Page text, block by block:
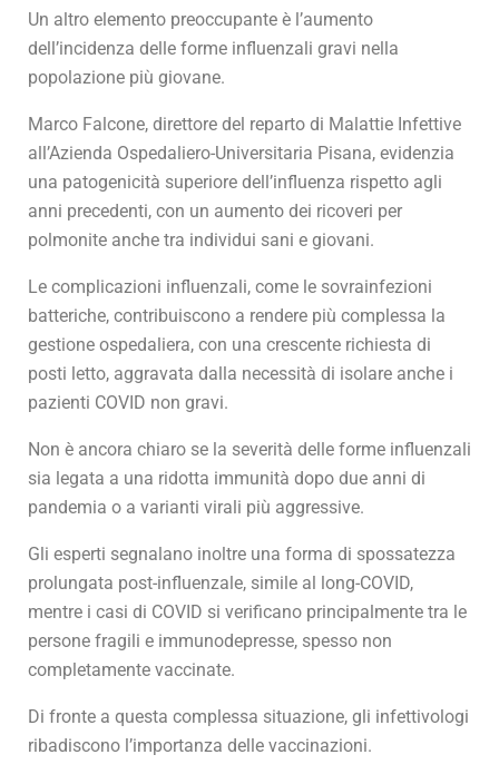
Un altro elemento preoccupante è l’aumento
dell’incidenza delle forme influenzali gravi nella
popolazione più giovane.
Marco Falcone, direttore del reparto di Malattie Infettive
all’Azienda Ospedaliero-Universitaria Pisana, evidenzia
una patogenicità superiore dell’influenza rispetto agli
anni precedenti, con un aumento dei ricoveri per
polmonite anche tra individui sani e giovani.
Le complicazioni influenzali, come le sovrainfezioni
batteriche, contribuiscono a rendere più complessa la
gestione ospedaliera, con una crescente richiesta di
posti letto, aggravata dalla necessità di isolare anche i
pazienti COVID non gravi.
Non è ancora chiaro se la severità delle forme influenzali
sia legata a una ridotta immunità dopo due anni di
pandemia o a varianti virali più aggressive.
Gli esperti segnalano inoltre una forma di spossatezza
prolungata post-influenzale, simile al long-COVID,
mentre i casi di COVID si verificano principalmente tra le
persone fragili e immunodepresse, spesso non
completamente vaccinate.
Di fronte a questa complessa situazione, gli infettivologi
ribadiscono l’importanza delle vaccinazioni.